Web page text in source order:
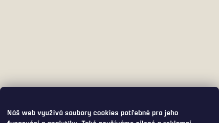
Náš web využívá soubory cookies potřebné pro jeho